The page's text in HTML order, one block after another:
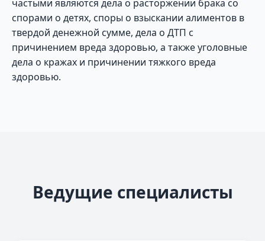
частыми являются дела о расторжении брака со
спорами о детях, споры о взыскании алиментов в
твердой денежной сумме, дела о ДТП с
причинением вреда здоровью, а также уголовные
дела о кражах и причинении тяжкого вреда
здоровью.
Ведущие специалисты